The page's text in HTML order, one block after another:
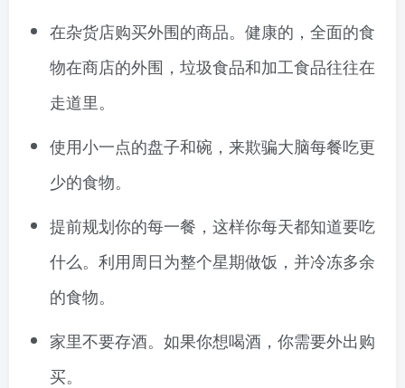
在杂货店购买外围的商品。健康的，全面的食
物在商店的外围，垃圾食品和加工食品往往在
走道里。
使用小一点的盘子和碗，来欺骗大脑每餐吃更
少的食物。
提前规划你的每一餐，这样你每天都知道要吃
什么。利用周日为整个星期做饭，并冷冻多余
的食物。
家里不要存酒。如果你想喝酒，你需要外出购
买。